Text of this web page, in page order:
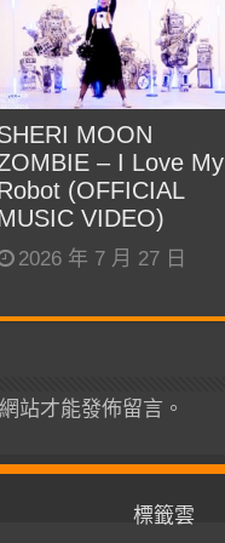
MOON
– I Love My
(OFFICIAL
VIDEO)
2026 年 7 月 27 日
網站才能發佈留言。
標籤雲